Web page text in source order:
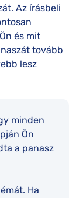
Az írásbeli
és mit
tovább
lesz
minden
Ön
a panasz
Ha